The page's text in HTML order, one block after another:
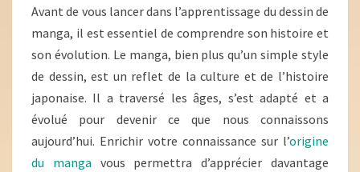
Avant de vous lancer dans l’apprentissage du dessin de
manga, il est essentiel de comprendre son histoire et
son évolution. Le manga, bien plus qu’un simple style
de dessin, est un reflet de la culture et de l’histoire
japonaise. Il a traversé les âges, s’est adapté et a
évolué pour devenir ce que nous connaissons
aujourd’hui. Enrichir votre connaissance sur l’origine
du manga vous permettra d’apprécier davantage